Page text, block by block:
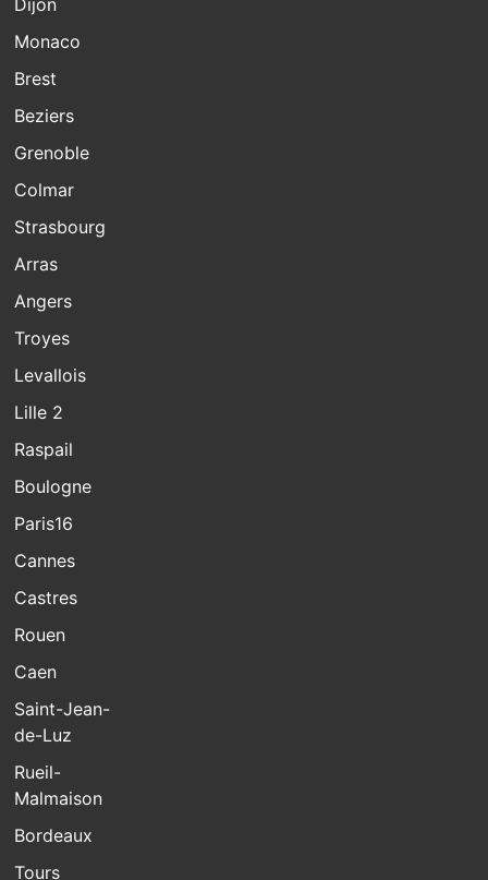
Monaco
Brest
Beziers
Grenoble
Colmar
Strasbourg
Arras
Angers
Troyes
Levallois
Lille 2
Raspail
Boulogne
Paris16
Cannes
Castres
Rouen
Caen
Saint-Jean-
de-Luz
Rueil-
Malmaison
Bordeaux
Tours